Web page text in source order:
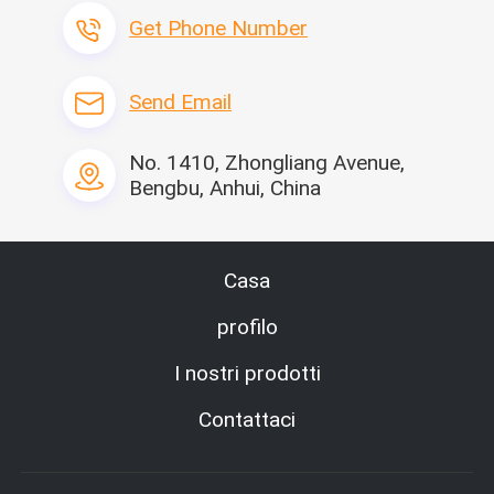
I nostri servizi
Get Phone Number
Send Email
No. 1410, Zhongliang Avenue,
Bengbu, Anhui, China
Casa
profilo
I nostri prodotti
Contattaci